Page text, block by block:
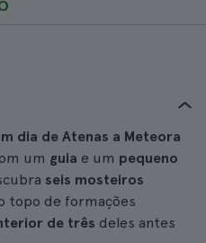
dia de Atenas a Meteora
um guia e um pequeno
seis mosteiros
topo de formações
de três deles antes